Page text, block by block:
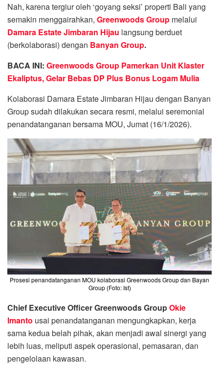
Nah, karena tergiur oleh ‘goyang seksi’ properti Bali yang
semakin menggairahkan, Greenwoods Group melalui
Damara Estate Jimbaran Hijau langsung berduet
(berkolaborasi) dengan Banyan Group.
BACA INI: Greenwoods Group Pamerkan Unit Klaster
Ekaliptus, Gelar Bebas DP Plus Bonus Logam Mulia
Kolaborasi Damara Estate Jimbaran Hijau dengan Banyan
Group sudah dilakukan secara resmi, melalui seremonial
penandatanganan bersama MOU, Jumat (16/1/2026).
Prosesi penandatanganan MOU kolaborasi Greenwoods Group dan Bayan
Group (Foto: Ist)
Chief Executive Officer Greenwoods GroupOkie
Imanto usai penandatanganan mengungkapkan, kerja
sama kedua belah pihak, akan menjadi awal sinergi yang
lebih luas, meliputi aspek operasional, pemasaran, dan
pengelolaan kawasan.